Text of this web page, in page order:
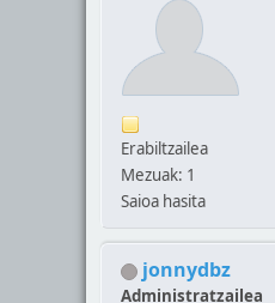
Erabiltzailea
Mezuak: 1
Saioa hasita
jonnydbz
Administratzailea